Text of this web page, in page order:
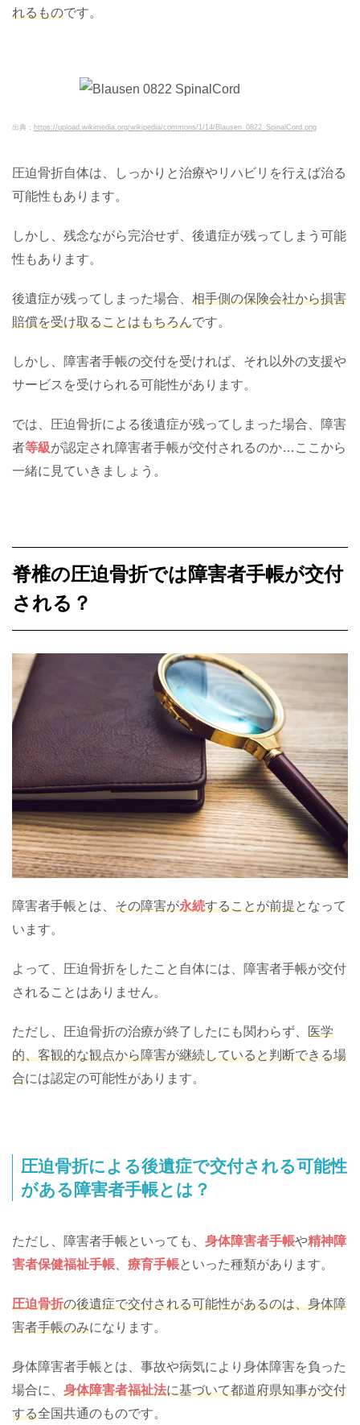
れるものです。
出典： https://upload.wikimedia.org/wikipedia/commons/1/14/Blausen_0822_SpinalCord.png
圧迫骨折自体は、しっかりと治療やリハビリを行えば治る
可能性もあります。
しかし、残念ながら完治せず、後遺症が残ってしまう可能
性もあります。
後遺症が残ってしまった場合、 相手側の保険会社から損害
賠償を受け取ることはもちろんです。
しかし、障害者手帳の交付を受ければ、それ以外の支援や
サービスを受けられる可能性があります。
では、圧迫骨折による後遺症が残ってしまった場合、障害
者等級が認定され障害者手帳が交付されるのか…ここから
一緒に見ていきましょう。
脊椎の圧迫骨折では障害者手帳が交付
される？
障害者手帳とは、 その障害が永続することが前提となって
います。
よって、圧迫骨折をしたこと自体には、障害者手帳が交付
されることはありません。
ただし、圧迫骨折の治療が終了したにも関わらず、 医学
的、客観的な観点から障害が継続していると判断できる場
合には認定の可能性があります。
圧迫骨折による後遺症で交付される可能性
がある障害者手帳とは？
ただし、障害者手帳といっても、 身体障害者手帳や精神障
害者保健福祉手帳
療育手帳といった種類があります。
圧迫骨折の後遺症で交付される可能性があるのは、身体障
害者手帳のみになります。
身体障害者手帳とは、事故や病気により身体障害を負った
場合に、 身体障害者福祉法に基づいて都道府県知事が交付
する全国共通のものです。